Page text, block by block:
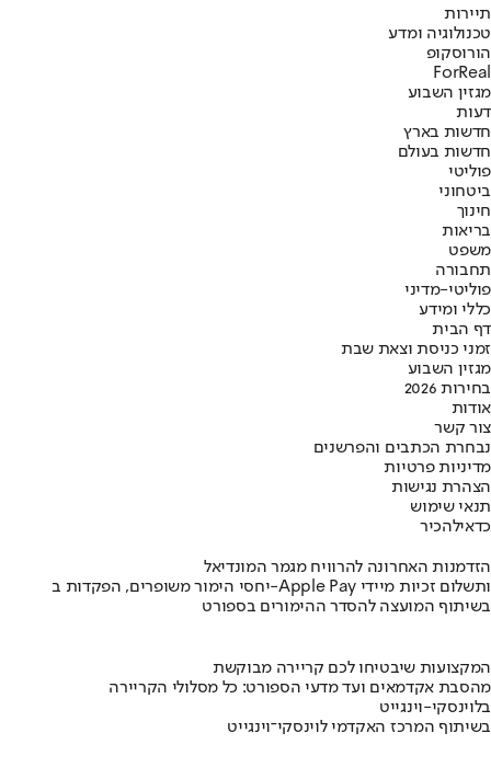
תיירות
טכנולוגיה ומדע
הורוסקופ
ForReal
מגזין השבוע
דעות
חדשות בארץ
חדשות בעולם
פוליטי
ביטחוני
חינוך
בריאות
משפט
תחבורה
פוליטי-מדיני
כללי ומידע
דף הבית
זמני כניסת וצאת שבת
מגזין השבוע
בחירות 2026
אודות
צור קשר
נבחרת הכתבים והפרשנים
מדיניות פרטיות
הצהרת נגישות
תנאי שימוש
כדאילהכיר
הזדמנות האחרונה להרוויח מגמר המונדיאל
יחסי הימור משופרים, הפקדות ב-Apple Pay ותשלום זכיות מיידי
בשיתוף המועצה להסדר ההימורים בספורט
המקצועות שיבטיחו לכם קריירה מבוקשת
מהסבת אקדמאים ועד מדעי הספורט: כל מסלולי הקריירה
בלוינסקי-וינגייט
בשיתוף המרכז האקדמי לוינסקי־וינגייט